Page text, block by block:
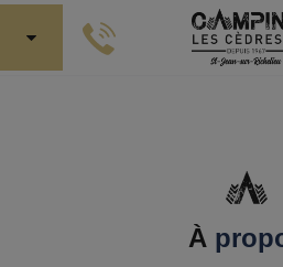
Aller au contenu principal
À